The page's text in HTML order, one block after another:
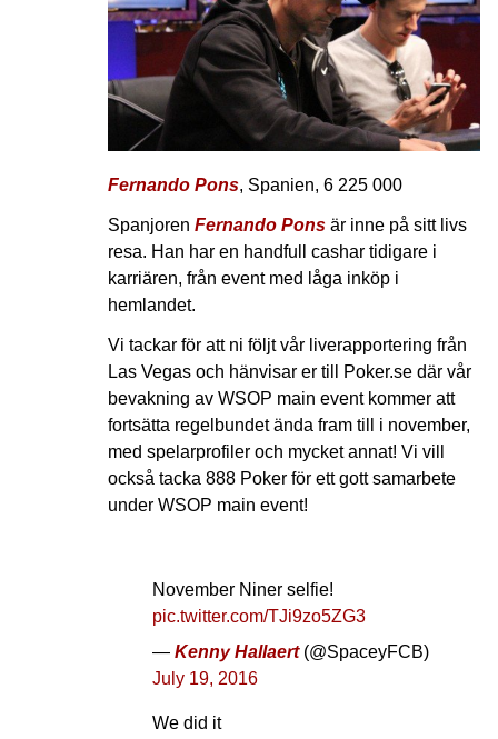
Fernando Pons, Spanien, 6 225 000
Spanjoren Fernando Ponsär inne på sitt livs
resa. Han har en handfull cashar tidigare i
karriären, från event med låga inköp i
hemlandet.
Vi tackar för att ni följt vår liverapportering från
Las Vegas och hänvisar er till Poker.se där vår
bevakning av WSOP main event kommer att
fortsätta regelbundet ända fram till i november,
med spelarprofiler och mycket annat! Vi vill
också tacka 888 Poker för ett gott samarbete
under WSOP main event!
November Niner selfie!
pic.twitter.com/TJi9zo5ZG3
— Kenny Hallaert(@SpaceyFCB)
July 19, 2016
We did it